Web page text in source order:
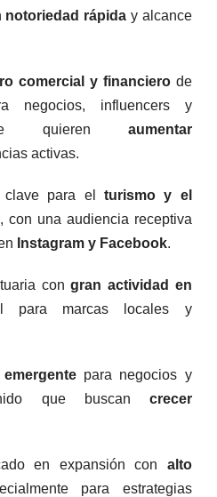
notoriedad rápida y alcance
comercial y financierode
negocios, influencers y
quieren aumentar
activas.
clave para el turismo y el
, con una audiencia receptiva
Instagram y Facebook.
congran actividad en
para marcas locales y
emergente para negocios y
que buscan crecer
en expansión con alto
para estrategias